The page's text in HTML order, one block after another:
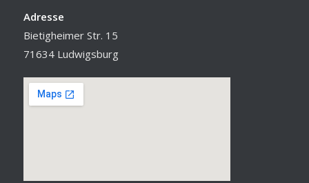
Adresse
Bietigheimer Str. 15
71634 Ludwigsburg